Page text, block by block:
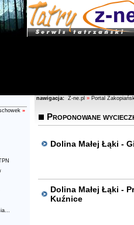
»
nawigacja: Z-ne.pl » Portal
Proponowane
Dolina Małej Łąki -
Dolina Małej Łąki -
Kuźnice